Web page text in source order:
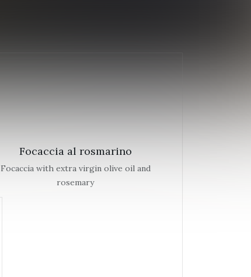
Focaccia al rosmarino
Focaccia with extra virgin olive oil and
rosemary